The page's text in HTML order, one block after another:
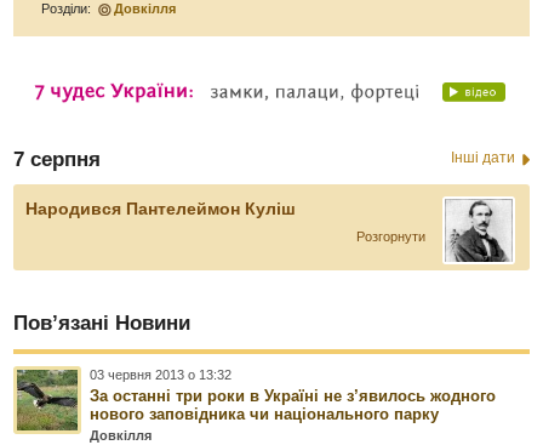
Розділи: Довкілля
7 серпня Інші дати
Народився Пантелеймон Куліш
Розгорнути
Пов’язані Новини
03 червня 2013 о 13:32
За останні три роки в Україні не з’явилось жодного
нового заповідника чи національного парку
Довкілля